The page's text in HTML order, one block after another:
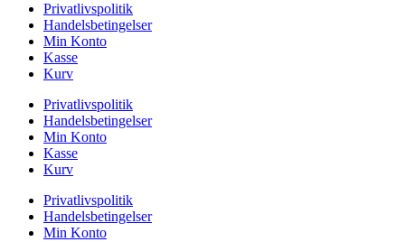
Privatlivspolitik
Handelsbetingelser
Min Konto
Kasse
Kurv
Privatlivspolitik
Handelsbetingelser
Min Konto
Kasse
Kurv
Privatlivspolitik
Handelsbetingelser
Min Konto